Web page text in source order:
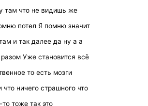
там что не видишь же
потел Я помню значит
и так далее да ну а а
Уже становится всё
то есть мозги
что ничего страшного что
тоже так это